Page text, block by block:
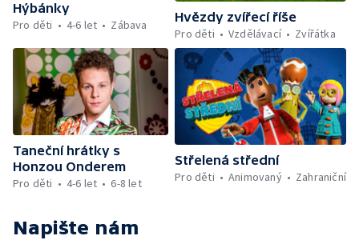
Hýbánky
Pro děti
4-6 let Zábava
Hvězdy zvířecí říše
Pro děti
Vzdělávací Zvířátka
Taneční hrátky s
Honzou Onderem
Pro děti
4-6 let 6-8 let
Střelená střední
Pro děti
Animovaný Zahraniční
Napište nám